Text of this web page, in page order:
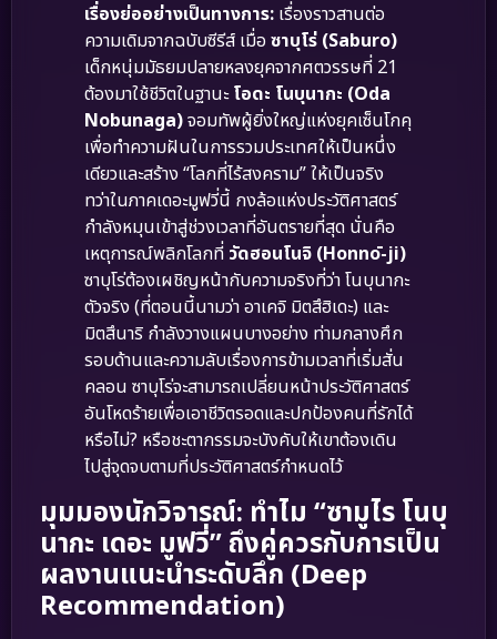
เรื่องย่ออย่างเป็นทางการ: เรื่องราวสานต่อ
ความเดิมจากฉบับซีรีส์ เมื่อ ซาบุโร่ (Saburo)
เด็กหนุ่มมัธยมปลายหลงยุคจากศตวรรษที่ 21
ต้องมาใช้ชีวิตในฐานะโอดะ โนบุนากะ (Oda
Nobunaga)จอมทัพผู้ยิ่งใหญ่แห่งยุคเซ็นโกคุ
เพื่อทำความฝันในการรวมประเทศให้เป็นหนึ่ง
เดียวและสร้าง “โลกที่ไร้สงคราม” ให้เป็นจริง
ทว่าในภาคเดอะมูฟวี่นี้ กงล้อแห่งประวัติศาสตร์
กำลังหมุนเข้าสู่ช่วงเวลาที่อันตรายที่สุด นั่นคือ
เหตุการณ์พลิกโลกที่ วัดฮอนโนจิ (Honnō-ji)
ซาบุโร่ต้องเผชิญหน้ากับความจริงที่ว่า โนบุนากะ
ตัวจริง (ที่ตอนนี้นามว่า อาเคจิ มิตสึฮิเดะ) และ
มิตสึนาริ กำลังวางแผนบางอย่าง ท่ามกลางศึก
รอบด้านและความลับเรื่องการข้ามเวลาที่เริ่มสั่น
คลอน ซาบุโร่จะสามารถเปลี่ยนหน้าประวัติศาสตร์
อันโหดร้ายเพื่อเอาชีวิตรอดและปกป้องคนที่รักได้
หรือไม่? หรือชะตากรรมจะบังคับให้เขาต้องเดิน
ไปสู่จุดจบตามที่ประวัติศาสตร์กำหนดไว้
มุมมองนักวิจารณ์: ทำไม “ซามูไร โนบุ
นากะ เดอะ มูฟวี่” ถึงคู่ควรกับการเป็น
ผลงานแนะนำระดับลึก (Deep
Recommendation)